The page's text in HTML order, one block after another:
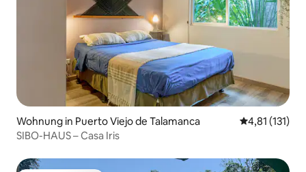
Wohnung in Puerto Viejo de Talamanca
4,81 (131)
SIBO-HAUS – Casa Iris